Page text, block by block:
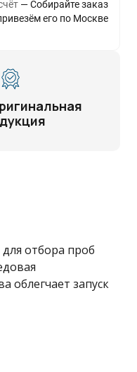
Собирайте заказ
его по Москве
отбора проб
облегчает запуск